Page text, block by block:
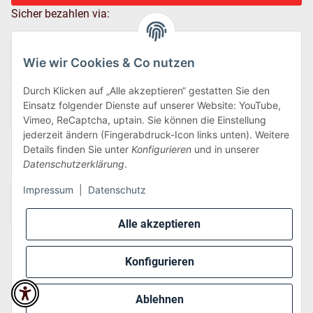
Alle akzeptieren
Konfigurieren
Ablehnen
Wie wir Cookies & Co nutzen
Durch Klicken auf „Alle akzeptieren“ gestatten Sie den
Einsatz folgender Dienste auf unserer Website: YouTube,
Vimeo, ReCaptcha, uptain. Sie können die Einstellung
jederzeit ändern (Fingerabdruck-Icon links unten). Weitere
Details finden Sie unter Konfigurieren und in unserer
Datenschutzerklärung.
Impressum Datenschutz
Sicher bezahlen via:
Wir versenden via:
* Alle Preise inkl. gesetzlicher USt., zzgl.Versand
Perfected byDreizack Medien